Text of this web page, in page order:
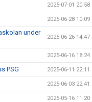
2025-07-01 20:58
2025-06-28 10:09
under
2025-06-26 14:47
2025-06-16 18:24
PSG 2025-06-11 22:11
2025-06-03 22:41
2025-05-16 11:20